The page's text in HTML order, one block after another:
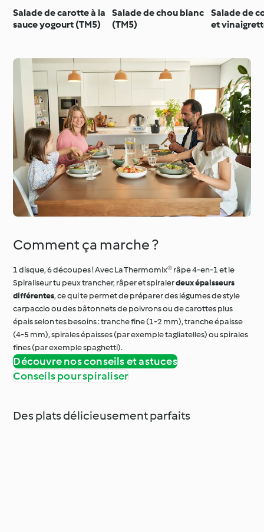
Salade de carotte à la
sauce yogourt (TM5)
Salade de chou blanc
(TM5)
Salade de
et
Comment ça marche ?
1 disque, 6 découpes ! Avec La Thermomix® râpe 4-en-1 et le
Spiraliseur tu peux trancher, râper et spiralerdeux épaisseurs
différentes, ce qui te permet de préparer des légumes de style
carpaccio ou des bâtonnets de poivrons ou de carottes plus
épais selon tes besoins : tranche fine (1-2 mm), tranche épaisse
(4-5 mm), spirales épaisses (par exemple tagliatelles) ou spirales
fines (par exemple spaghetti).
Découvre nos conseils et astuces
Conseils pour spiraliser
Des plats délicieusement parfaits